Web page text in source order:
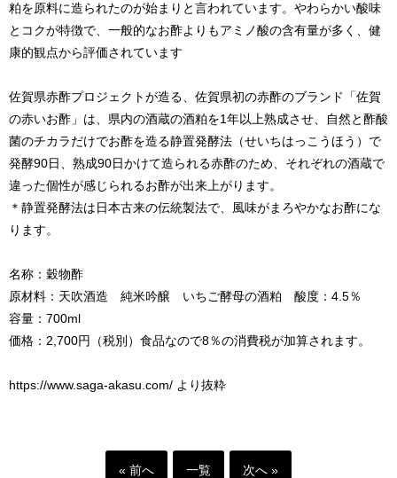
粕を原料に造られたのが始まりと言われています。やわらかい酸味
とコクが特徴で、一般的なお酢よりもアミノ酸の含有量が多く、健
康的観点から評価されています
佐賀県赤酢プロジェクトが造る、佐賀県初の赤酢のブランド「佐賀
の赤いお酢」は、県内の酒蔵の酒粕を1年以上熟成させ、自然と酢酸
菌のチカラだけでお酢を造る静置発酵法（せいちはっこうほう）で
発酵90日、熟成90日かけて造られる赤酢のため、それぞれの酒蔵で
違った個性が感じられるお酢が出来上がります。
＊静置発酵法は日本古来の伝統製法で、風味がまろやかなお酢にな
ります。
名称：穀物酢
原材料：天吹酒造 純米吟醸 いちご酵母の酒粕 酸度：4.5％
容量：700ml
価格：2,700円（税別）食品なので8％の消費税が加算されます。
https://www.saga-akasu.com/ より抜粋
« 前へ 一覧 次へ »